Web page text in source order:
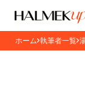
ホーム 執筆者一覧